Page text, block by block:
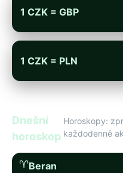
1 CZK = GBP
1 CZK = PLN
Dnešní
horoskop
Horoskopy:
každodenně
♈︎Beran